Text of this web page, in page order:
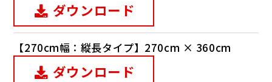
ダウンロード
【270cm幅：縦長タイプ】270cm × 360cm
ダウンロード